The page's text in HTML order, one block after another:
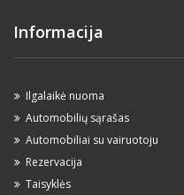
Informacija
Ilgalaikė nuoma
Automobilių sąrašas
Automobiliai su vairuotoju
Rezervacija
Taisyklės